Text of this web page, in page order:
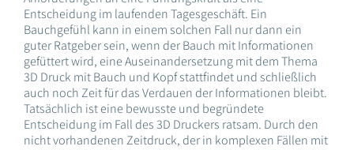
Entscheidung im laufenden Tagesgeschäft. Ein
Bauchgefühl kann in einem solchen Fall nur dann ein
guter Ratgeber sein, wenn der Bauch mit Informationen
gefüttert wird, eine Auseinandersetzung mit dem Thema
3D Druck mit Bauch und Kopf stattfindet und schließlich
auch noch Zeit für das Verdauen der Informationen bleibt.
Tatsächlich ist eine bewusste und begründete
Entscheidung im Fall des 3D Druckers ratsam. Durch den
nicht vorhandenen Zeitdruck, der in komplexen Fällen mit